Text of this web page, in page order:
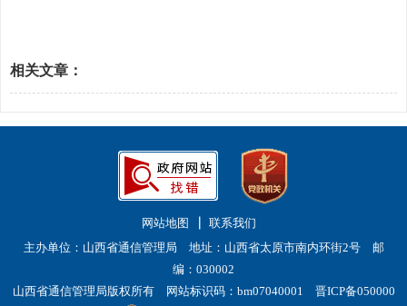
相关文章：
网站地图
联系我们
主办单位：山西省通信管理局 地址：山西省太原市南内环街2号 邮
编：030002
山西省通信管理局版权所有 网站标识码：bm07040001 晋ICP备050000